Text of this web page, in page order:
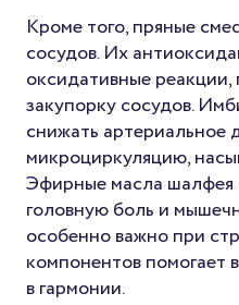
Кроме того, пряные
сосудов. Их
оксидативные реакции,
закупорку сосудов.
снижать артериальное
микроциркуляцию,
Эфирные масла
головную боль и
особенно важно при
компонентов помогает
в гармонии.